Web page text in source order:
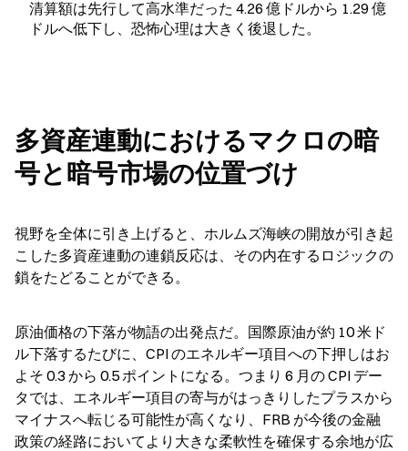
清算額は先行して高水準だった 4.26 億ドルから 1.29 億
ドルへ低下し、恐怖心理は大きく後退した。
多資産連動におけるマクロの暗
号と暗号市場の位置づけ
視野を全体に引き上げると、ホルムズ海峡の開放が引き起
こした多資産連動の連鎖反応は、その内在するロジックの
鎖をたどることができる。
原油価格の下落が物語の出発点だ。国際原油が約 10 米ド
ル下落するたびに、CPI のエネルギー項目への下押しはお
よそ 0.3 から 0.5 ポイントになる。つまり 6 月の CPI デー
タでは、エネルギー項目の寄与がはっきりしたプラスから
マイナスへ転じる可能性が高くなり、FRB が今後の金融
政策の経路においてより大きな柔軟性を確保する余地が広